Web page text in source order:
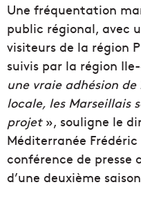
Une fréquentation
public régional, avec
visiteurs de la région
suivis par la région
une vraie adhésion
locale, les Marseillais
projet», souligne le
Méditerranée Frédéric
conférence de
d’une deuxième